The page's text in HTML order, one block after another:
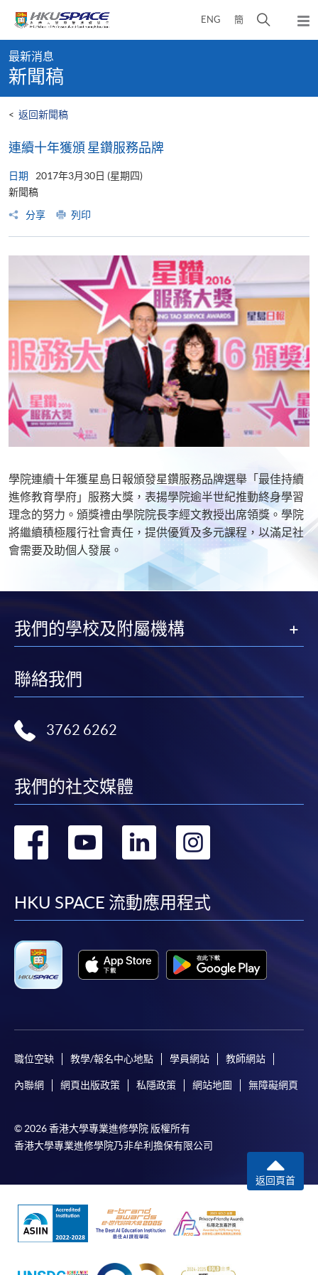
content
ENG 簡
開
彈
出
content
start
最新消息
新聞稿
< 返回新聞稿
連續十年獲頒 星鑽服務品牌
日期
2017年3月30日 (星期四)
新聞稿
分享
列印
學院連續十年獲星島日報頒發星鑽服務品牌選舉「最佳持續
進修教育學府」服務大獎，表揚學院逾半世紀推動終身學習
理念的努力。頒獎禮由學院院長李經文教授出席領獎。學院
將繼續積極履行社會責任，提供優質及多元課程，以滿足社
會需要及助個人發展。
我們的學校及附屬機構
聯絡我們
3762 6262
我們的社交媒體
轉
facebook
轉
youtube
轉
linkedin
HKU SPACE 流動應用程式
職位空缺 教學/報名中心地點 學員網站 教師網站
內聯網 網頁出版政策 私隱政策 網站地圖 無障礙網頁
© 2026 香港大學專業進修學院 版權所有
香港大學專業進修學院乃非牟利擔保有限公司
返回頁首